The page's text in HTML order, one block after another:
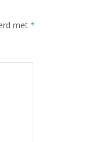
met *